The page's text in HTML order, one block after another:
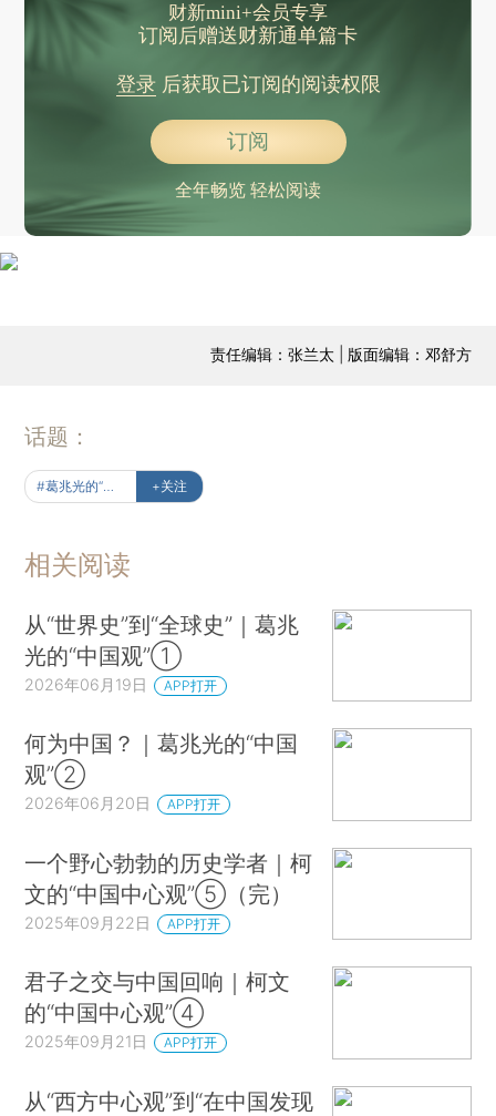
财新mini+会员专享
订阅后赠送财新通单篇卡
登录后获取已订阅的阅读权限
订阅
全年畅览 轻松阅读
责任编辑：张兰太 | 版面编辑：邓舒方
话题：
+关注
相关阅读
从“世界史”到“全球史”｜葛兆
光的“中国观”①
2026年06月19日 APP打开
何为中国？｜葛兆光的“中国
观”②
2026年06月20日 APP打开
一个野心勃勃的历史学者｜柯
文的“中国中心观”⑤（完）
2025年09月22日 APP打开
君子之交与中国回响｜柯文
的“中国中心观”④
2025年09月21日 APP打开
从“西方中心观”到“在中国发现